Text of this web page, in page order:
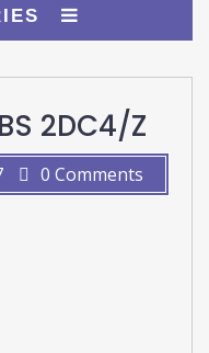
2DC4/Z
0 Comments